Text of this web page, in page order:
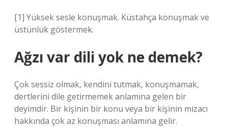
[1] Yüksek sesle konuşmak. Küstahça konuşmak ve
üstünlük göstermek.
Ağzı var dili yok ne demek?
Çok sessiz olmak, kendini tutmak, konuşmamak,
dertlerini dile getirmemek anlamına gelen bir
deyimdir. Bir kişinin bir konu veya bir kişinin mizacı
hakkında çok az konuşması anlamına gelir.